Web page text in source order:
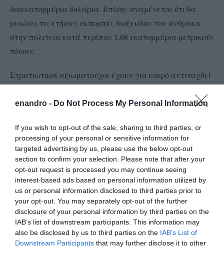
enandro - Do Not Process My Personal Information
If you wish to opt-out of the sale, sharing to third parties, or
processing of your personal or sensitive information for
targeted advertising by us, please use the below opt-out
section to confirm your selection. Please note that after your
opt-out request is processed you may continue seeing
interest-based ads based on personal information utilized by
us or personal information disclosed to third parties prior to
your opt-out. You may separately opt-out of the further
disclosure of your personal information by third parties on the
IAB’s list of downstream participants. This information may
also be disclosed by us to third parties on the IAB’s List of
Downstream Participants that may further disclose it to other
δισεκατομμύρια δολάρια. Επίσης αναμένεται ότι θα
μειώσει τις ετήσιες εκπομπές διοξειδίου του άνθρακα
στην πολιτεία κατά περίπου 1,68 εκατομμύρια μετρικούς
τόνους.
Στρατιωτικοί αξιωματούχοι έχουν για καιρό αντιταχθεί
ανάγκες δοκιμών και εκπαίδευσης των ενόπλων
από σχεδόν δύο χρόνια διαπραγματεύσεων από ομάδα
εργασίας που εκπροσωπεί ομοσπονδιακούς φορείς, το
Υπουργείο Άμυνας των ΗΠΑ και την Επιτροπή
Ενέργειας της Καλιφόρνια.
Πλέον αρκετές εταιρείες ΑΠΕ έχουν δείξει ενδιαφέρον
για να συμμετάσχουν στα έργα που θα γίνουν την
περιοχή. Ανάμεσα σε αυτές οι Magellan Wind, Orsted
North America Inc. και Equinor ASA αποτελούν μέρος